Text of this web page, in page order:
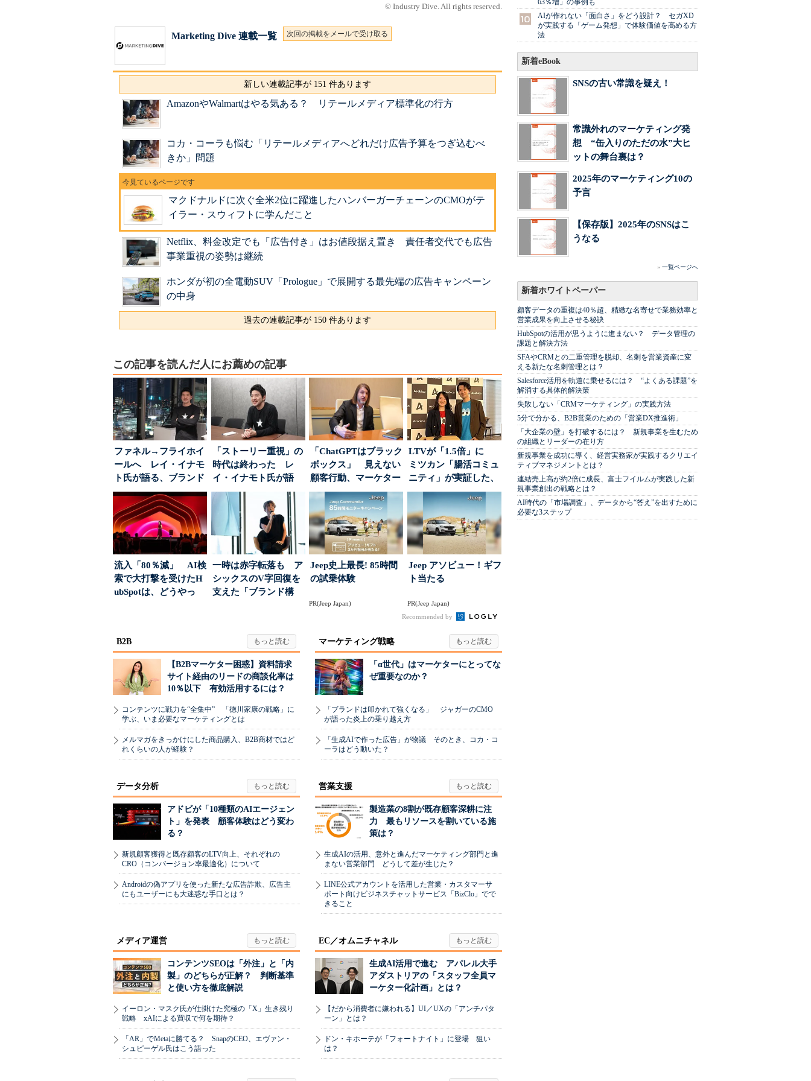
© Industry Dive. All rights reserved.
Marketing Dive 連載一覧 次回の掲載をメールで受け取る
新しい連載記事が 151 件あります
AmazonやWalmartはやる気ある？ リテールメディア標準化の行方
コカ・コーラも悩む「リテールメディアへどれだけ広告予算をつぎ込むべ
きか」問題
マクドナルドに次ぐ全米2位に躍進したハンバーガーチェーンのCMOがテ
イラー・スウィフトに学んだこと
Netflix、料金改定でも「広告付き」はお値段据え置き 責任者交代でも広告
事業重視の姿勢は継続
ホンダが初の全電動SUV「Prologue」で展開する最先端の広告キャンペーン
の中身
過去の連載記事が 150 件あります
この記事を読んだ人にお薦めの記事
ファネル→フライホイ
ールへ レイ・イナモ
ト氏が語る、ブランド
が「信頼」を得るた
め...
「ストーリー重視」の
時代は終わった レ
イ・イナモト氏が語
る、信頼を軸にしたブ
ラン...
「ChatGPTはブラック
ボックス」 見えない
顧客行動、マーケター
に残された打ち...
LTVが「1.5倍」に
ミツカン「腸活コミュ
ニティ」が実証した、
値上げ時代に選ば...
流入「80％減」 AI検
索で大打撃を受けたH
ubSpotは、どうやっ
一時は赤字転落も ア
シックスのV字回復を
支えた「ブランド構
Jeep史上最長! 85時間
の試乗体験
PR(Jeep Japan)
Jeep アソビュー！ギフ
ト当たる
PR(Jeep Japan)
Recommended by
B2B
【B2Bマーケター困惑】資料請求
サイト経由のリードの商談化率は
10％以下 有効活用するには？
コンテンツに戦力を“全集中” 「徳川家康の戦略」に
学ぶ、いま必要なマーケティングとは
メルマガをきっかけにした商品購入、B2B商材ではど
れくらいの人が経験？
マーケティング戦略
「α世代」はマーケターにとってな
ぜ重要なのか？
「ブランドは叩かれて強くなる」 ジャガーのCMO
が語った炎上の乗り越え方
「生成AIで作った広告」が物議 そのとき、コカ・コ
ーラはどう動いた？
データ分析
アドビが「10種類のAIエージェン
ト」を発表 顧客体験はどう変わ
る？
新規顧客獲得と既存顧客のLTV向上、それぞれの
CRO（コンバージョン率最適化）について
Androidの偽アプリを使った新たな広告詐欺、広告主
にもユーザーにも大迷惑な手口とは？
営業支援
製造業の8割が既存顧客深耕に注
力 最もリソースを割いている施
策は？
生成AIの活用、意外と進んだマーケティング部門と進
まない営業部門 どうして差が生じた？
LINE公式アカウントを活用した営業・カスタマーサ
ポート向けビジネスチャットサービス「BizClo」でで
きること
メディア運営
コンテンツSEOは「外注」と「内
製」のどちらが正解？ 判断基準
と使い方を徹底解説
イーロン・マスク氏が仕掛けた究極の「X」生き残り
戦略 xAIによる買収で何を期待？
「AR」でMetaに勝てる？ SnapのCEO、エヴァン・
シュピーゲル氏はこう語った
EC／オムニチャネル
生成AI活用で進む アパレル大手
アダストリアの「スタッフ全員マ
ーケター化計画」とは？
【だから消費者に嫌われる】UI／UXの「アンチパタ
ーン」とは？
ドン・キホーテが「フォートナイト」に登場 狙い
は？
63％増」の事例も
AIが作れない「面白さ」をどう設計？ セガXD
が実践する「ゲーム発想」で体験価値を高める方
法
新着eBook
SNSの古い常識を疑え！
常識外れのマーケティング発
想 “缶入りのただの水”大ヒ
ットの舞台裏は？
2025年のマーケティング10の
予言
【保存版】2025年のSNSはこ
うなる
» 一覧ページへ
新着ホワイトペーパー
顧客データの重複は40％超、精緻な名寄せで業務効率と
営業成果を向上させる秘訣
HubSpotの活用が思うように進まない？ データ管理の
課題と解決方法
SFAやCRMとの二重管理を脱却、名刺を営業資産に変
える新たな名刺管理とは？
Salesforce活用を軌道に乗せるには？ “よくある課題”を
解消する具体的解決策
失敗しない「CRMマーケティング」の実践方法
5分で分かる、B2B営業のための「営業DX推進術」
「大企業の壁」を打破するには？ 新規事業を生むため
の組織とリーダーの在り方
新規事業を成功に導く、経営実務家が実践するクリエイ
ティブマネジメントとは？
連結売上高が約2倍に成長、富士フイルムが実践した新
規事業創出の戦略とは？
AI時代の「市場調査」、データから“答え”を出すために
必要な3ステップ